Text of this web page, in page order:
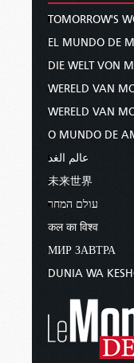
TOMORROW'S
EL MUNDO DE
DIE WELT VON
WERELD VAN
WERELD VAN
O MUNDO DE
عالم الغد
未来世界
עולם המחר
कल का विश्व
МИР ЗАВТРА
DUNIA WA